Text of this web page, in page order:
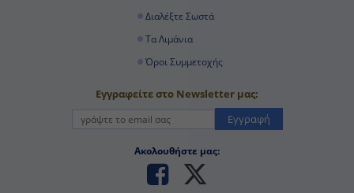
Διαλέξτε Σωστά
Τα Λιμάνια
Όροι Συμμετοχής
Εγγραφείτε στο Newsletter μας:
Εγγραφή
Ακολουθήστε μας: